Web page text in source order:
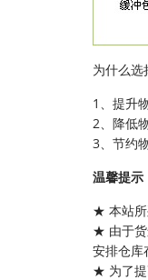
为什么选
1、提升
2、降低
3、节约
温馨提示
★ 本站所
★ 由于货
安排仓库
★ 为了提